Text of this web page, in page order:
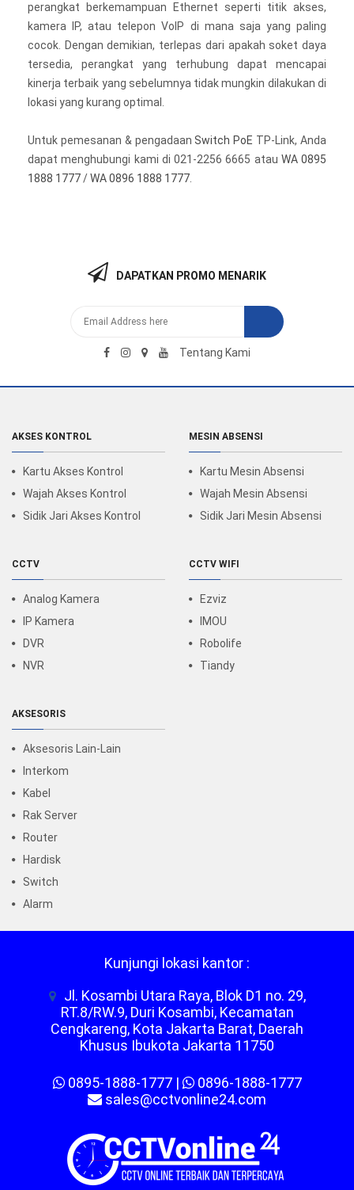
perangkat berkemampuan Ethernet seperti titik akses,
kamera IP, atau telepon VoIP di mana saja yang paling
cocok. Dengan demikian, terlepas dari apakah soket daya
tersedia, perangkat yang terhubung dapat mencapai
kinerja terbaik yang sebelumnya tidak mungkin dilakukan di
lokasi yang kurang optimal.
Untuk pemesanan & pengadaanSwitch PoE TP-Link, Anda
dapat menghubungi kami di 021-2256 6665 atau WA 0895
1888 1777/WA 0896 1888 1777
DAPATKAN PROMO MENARIK
Tentang Kami
AKSES KONTROL
Kartu Akses Kontrol
Wajah Akses Kontrol
Sidik Jari Akses Kontrol
MESIN ABSENSI
Kartu Mesin Absensi
Wajah Mesin Absensi
Sidik Jari Mesin Absensi
CCTV
Analog Kamera
IP Kamera
DVR
NVR
CCTV WIFI
Ezviz
IMOU
Robolife
Tiandy
AKSESORIS
Aksesoris Lain-Lain
Interkom
Kabel
Rak Server
Router
Hardisk
Switch
Alarm
Kunjungi lokasi kantor :
Jl. Kosambi Utara Raya, Blok D1 no. 29,
RT.8/RW.9, Duri Kosambi, Kecamatan
Cengkareng, Kota Jakarta Barat, Daerah
Khusus Ibukota Jakarta 11750
0895-1888-1777|
0896-1888-1777
sales@cctvonline24.com